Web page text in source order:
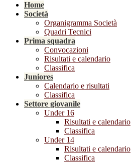
Home
Società
Organigramma Società
Quadri Tecnici
Prima squadra
Convocazioni
Risultati e calendario
Classifica
Juniores
Calendario e risultati
Classifica
Settore giovanile
Under 16
Risultati e calendario
Classifica
Under 14
Risultati e calendario
Classifica